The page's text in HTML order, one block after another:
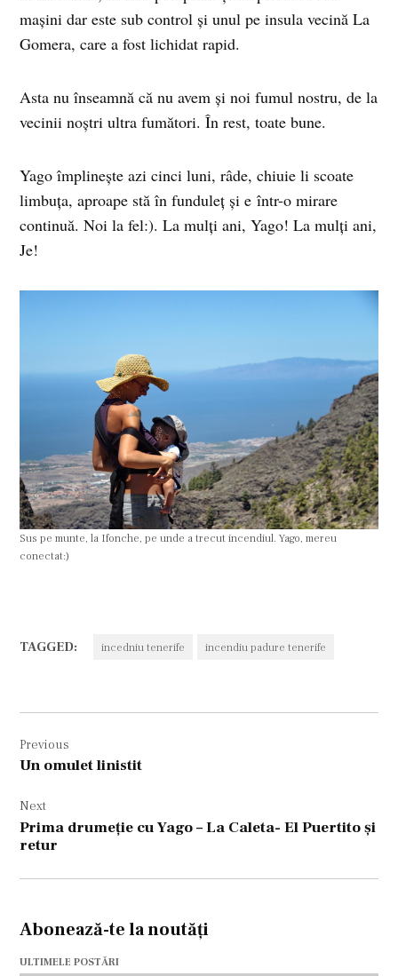
mașini dar este sub control și unul pe insula vecină La
Gomera, care a fost lichidat rapid.
Asta nu înseamnă că nu avem și noi fumul nostru, de la
vecinii noștri ultra fumători. În rest, toate bune.
Yago împlinește azi cinci luni, râde, chiuie li scoate
limbuța, aproape stă în funduleț și e într-o mirare
continuă. Noi la fel:). La mulți ani, Yago! La mulți ani,
Je!
Sus pe munte, la Ifonche, pe unde a trecut incendiul. Yago, mereu
conectat:)
TAGGED: incedniu tenerife incendiu padure tenerife
în
articole
Previous
Un omulet linistit
Next
Prima drumeție cu Yago – La Caleta- El Puertito și
retur
Abonează-te la noutăți
ULTIMELE POSTĂRI